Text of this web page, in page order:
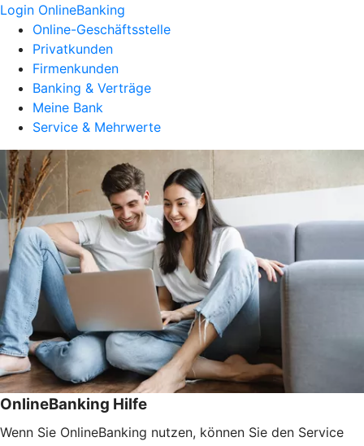
Login OnlineBanking
Online-Geschäftsstelle
Privatkunden
Firmenkunden
Banking & Verträge
Meine Bank
Service & Mehrwerte
OnlineBanking Hilfe
Wenn Sie OnlineBanking nutzen, können Sie den Service